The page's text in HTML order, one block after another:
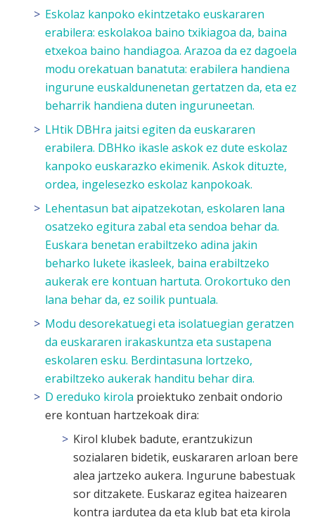
Eskolaz kanpoko ekintzetako euskararen
erabilera: eskolakoa baino txikiagoa da, baina
etxekoa baino handiagoa. Arazoa da ez dagoela
modu orekatuan banatuta: erabilera handiena
ingurune euskaldunenetan gertatzen da, eta ez
beharrik handiena duten inguruneetan.
LHtik DBHra jaitsi egiten da euskararen
erabilera. DBHko ikasle askok ez dute eskolaz
kanpoko euskarazko ekimenik. Askok dituzte,
ordea, ingelesezko eskolaz kanpokoak.
Lehentasun bat aipatzekotan, eskolaren lana
osatzeko egitura zabal eta sendoa behar da.
Euskara benetan erabiltzeko adina jakin
beharko lukete ikasleek, baina erabiltzeko
aukerak ere kontuan hartuta. Orokortuko den
lana behar da, ez soilik puntuala.
Modu desorekatuegi eta isolatuegian geratzen
da euskararen irakaskuntza eta sustapena
eskolaren esku. Berdintasuna lortzeko,
erabiltzeko aukerak handitu behar dira.
D ereduko kirola proiektuko zenbait ondorio
ere kontuan hartzekoak dira:
Kirol klubek badute, erantzukizun
sozialaren bidetik, euskararen arloan bere
alea jartzeko aukera. Ingurune babestuak
sor ditzakete. Euskaraz egitea haizearen
kontra jardutea da eta klub bat eta kirola